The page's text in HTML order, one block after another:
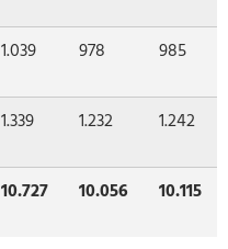
1.039 978 985
1.339 1.232 1.242
10.727 10.056 10.115